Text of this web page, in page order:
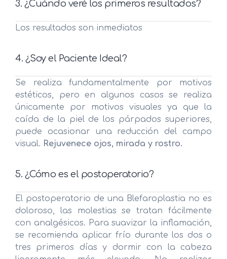
3. ¿Cuándo veré los primeros resultados?
Los resultados son inmediatos
4. ¿Soy el Paciente Ideal?
Se realiza fundamentalmente por motivos
estéticos, pero en algunos casos se realiza
únicamente por motivos visuales ya que la
caída de la piel de los párpados superiores,
puede ocasionar una reducción del campo
visual. Rejuvenece ojos, mirada y rostro.
5. ¿Cómo es el postoperatorio?
El postoperatorio de una Blefaroplastia no es
doloroso, las molestias se tratan fácilmente
con analgésicos. Para suavizar la inflamación,
se recomienda aplicar frío durante los dos o
tres primeros días y dormir con la cabeza